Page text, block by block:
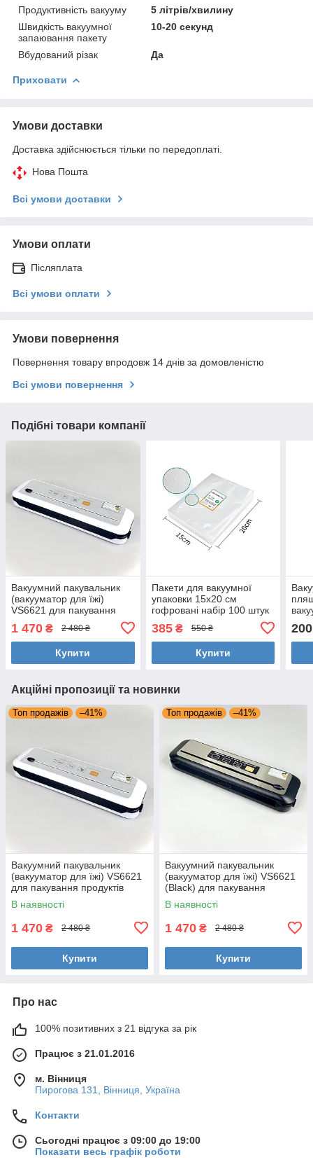
Продуктивність вакууму
5 літрів/хвилину
Швидкість вакуумної
запаювання пакету
10-20 секунд
Вбудований різак Да
Приховати
Умови доставки
Доставка здійснюється тільки по передоплаті.
Нова Пошта
Всі умови доставки
Умови оплати
Післяплата
Всі умови оплати
Умови повернення
Повернення товару впродовж 14 днів за домовленістю
Всі умови повернення
Подібні товари компанії
Вакуумний пакувальник
(вакууматор для їжі)
VS6621 для пакування
1 470 ₴ 2 480 ₴
Купити
Пакети для вакуумної
упаковки 15х20 см
гофровані набір 100 штук
385₴ 550 ₴
Купити
200
Акційні пропозиції та новинки
Топ продажів –41%
Вакуумний пакувальник
(вакууматор для їжі) VS6621
для пакування продуктів
харчування
В наявності
1 470 ₴ 2 480 ₴
Купити
Топ продажів –41%
Вакуумний пакувальник
(вакууматор для їжі) VS6621
(Black) для пакування
продуктів харчування
В наявності
1 470 ₴ 2 480 ₴
Купити
Про нас
100% позитивних з 21 відгука за рік
Працює з 21.01.2016
м. Вінниця
Пирогова 131, Вінниця, Україна
Контакти
Сьогодні працює з 09:00 до 19:00
Показати весь графік роботи